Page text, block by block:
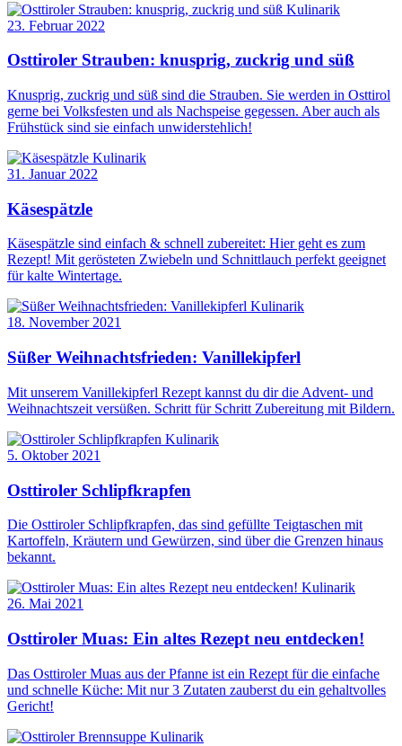
Kulinarik
23. Februar 2022
Osttiroler Strauben: knusprig, zuckrig und süß
Knusprig, zuckrig und süß sind die Strauben. Sie werden in Osttirol
gerne bei Volksfesten und als Nachspeise gegessen. Aber auch als
Frühstück sind sie einfach unwiderstehlich!
Kulinarik
31. Januar 2022
Käsespätzle
Käsespätzle sind einfach & schnell zubereitet: Hier geht es zum
Rezept! Mit gerösteten Zwiebeln und Schnittlauch perfekt geeignet
für kalte Wintertage.
Kulinarik
18. November 2021
Süßer Weihnachtsfrieden: Vanillekipferl
Mit unserem Vanillekipferl Rezept kannst du dir die Advent- und
Weihnachtszeit versüßen. Schritt für Schritt Zubereitung mit Bildern.
Kulinarik
5. Oktober 2021
Osttiroler Schlipfkrapfen
Die Osttiroler Schlipfkrapfen, das sind gefüllte Teigtaschen mit
Kartoffeln, Kräutern und Gewürzen, sind über die Grenzen hinaus
bekannt.
Kulinarik
26. Mai 2021
Osttiroler Muas: Ein altes Rezept neu entdecken!
Das Osttiroler Muas aus der Pfanne ist ein Rezept für die einfache
und schnelle Küche: Mit nur 3 Zutaten zauberst du ein gehaltvolles
Gericht!
Kulinarik